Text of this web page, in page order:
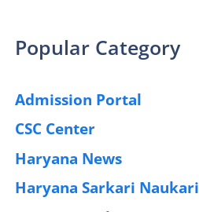
Popular Category
Admission Portal
CSC Center
Haryana News
Haryana Sarkari Naukari